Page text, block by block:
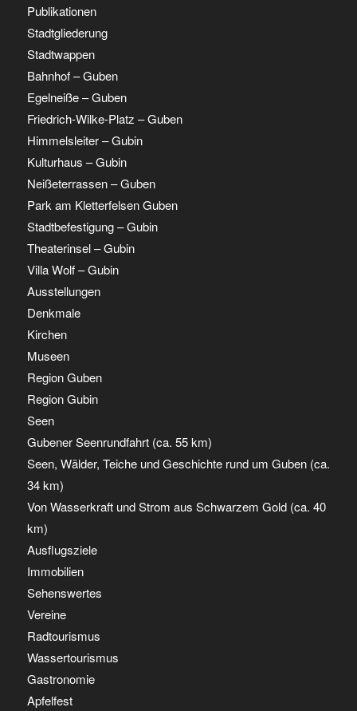
Publikationen
Stadtgliederung
Stadtwappen
Bahnhof – Guben
Egelneiße – Guben
Friedrich-Wilke-Platz – Guben
Himmelsleiter – Gubin
Kulturhaus – Gubin
Neißeterrassen – Guben
Park am Kletterfelsen Guben
Stadtbefestigung – Gubin
Theaterinsel – Gubin
Villa Wolf – Gubin
Ausstellungen
Denkmale
Kirchen
Museen
Region Guben
Region Gubin
Seen
Gubener Seenrundfahrt (ca. 55 km)
Seen, Wälder, Teiche und Geschichte rund um Guben (ca.
34 km)
Von Wasserkraft und Strom aus Schwarzem Gold (ca. 40
km)
Ausflugsziele
Immobilien
Sehenswertes
Vereine
Radtourismus
Wassertourismus
Gastronomie
Apfelfest